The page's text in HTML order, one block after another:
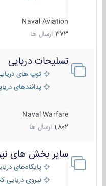
Naval Aviation
373 ارسال ها
تسلیحات دریایی
توپ های دریایی
پدافندهای
Naval Warfare
1,802 ارسال ها
سایر بخش های
پایگاه‌های دریایی
نیروی دریایی